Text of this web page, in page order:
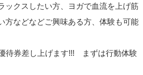
CONTACT
ックスしたい方、ヨガで血流を上げ筋
方などなどご興味ある方、体験も可能
待券差し上げます!!! まずは行動体験